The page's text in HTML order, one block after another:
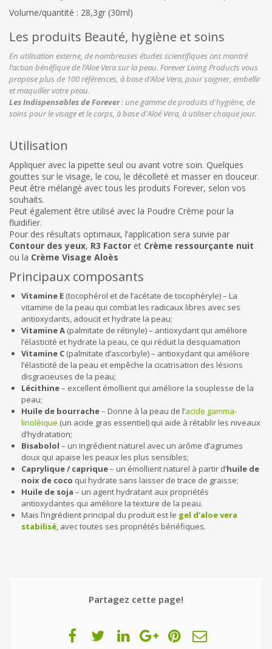
Volume/quantité : 28,3gr (30ml)
Les produits Beauté, hygiène et soins
En utilisation externe, de nombreuses études scientifiques ont montré
l’action bénéfique de l’Aloe Vera sur la peau. Forever Living Products vous
propose plus de 100 références, à base d’Aloe Vera, pour soigner, embellir
et maquiller votre peau.
Les Indispensables de Forever: une gamme de produits d'hygiène, de
soins pour le visage et le corps, à base d'Aloé Vera, à utiliser chaque jour.
Utilisation
Appliquer avec la pipette seul ou avant votre soin. Quelques
gouttes sur le visage, le cou, le décolleté et masser en douceur.
Peut être mélangé avec tous les produits Forever, selon vos
souhaits.
Peut également être utilisé avec la Poudre Crème pour la
fluidifier.
Pour des résultats optimaux, l’application sera suivie par
Contour des yeux, R3 Factor et Crème ressourçante nuit
ou la Crème Visage Aloès
Principaux composants
Vitamine E (tocophérol et de l’acétate de tocophéryle) – La
vitamine de la peau qui combat les radicaux libres avec ses
antioxydants, adoucit et hydrate la peau;
Vitamine A (palmitate de rétinyle) – antioxydant qui améliore
l’élasticité et hydrate la peau, ce qui réduit la desquamation
Vitamine C (palmitate d’ascorbyle) – antioxydant qui améliore
l’élasticité de la peau et empêche la cicatrisation des lésions
disgracieuses de la peau;
Lécithine– excellent émollient qui améliore la souplesse de la
peau;
Huile de bourrache– Donne à la peau de l’acide gamma-
linoléique (un acide gras essentiel) qui aide à rétablir les niveaux
d’hydratation;
Bisabolol – un ingrédient naturel avec un arôme d’agrumes
doux qui apaise les peaux les plus sensibles;
Caprylique / caprique– un émollient naturel à partir d’huile de
noix de coco qui hydrate sans laisser de trace de graisse;
Huile de soja – un agent hydratant aux propriétés
antioxydantes qui améliore la texture de la peau.
Mais l’ingrédient principal du produit est le gel d’aloe vera
stabilisé, avec toutes ses propriétés bénéfiques.
Partagez cette page!